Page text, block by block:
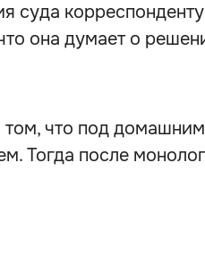
суда
она думает о
что под
Тогда после